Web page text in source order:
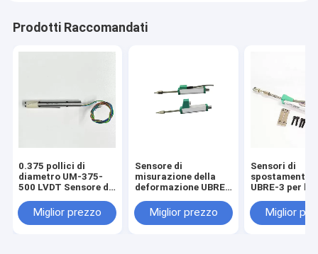
Prodotti Raccomandati
0.375 pollici di
diametro UM-375-
500 LVDT Sensore di
lineare ad alta
precisione
Miglior prezzo
Sensore di
misurazione della
deformazione UBRE-
automobilistica
Miglior prezzo
Sensori di
spostamento
UBRE-3 per la
Miglior